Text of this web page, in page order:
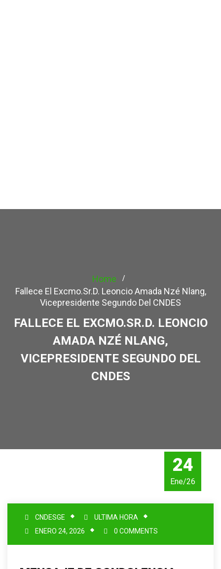
Home
Fallece El Excmo.Sr.D. Leoncio Amada Nzé Nlang,
Vicepresidente Segundo Del CNDES‎
FALLECE EL EXCMO.SR.D. LEONCIO
AMADA NZÉ NLANG,
VICEPRESIDENTE SEGUNDO DEL
CNDES‎
24
Ene/26
CNDESGE
ULTIMA HORA
ENERO 24, 2026
0 COMMENTS